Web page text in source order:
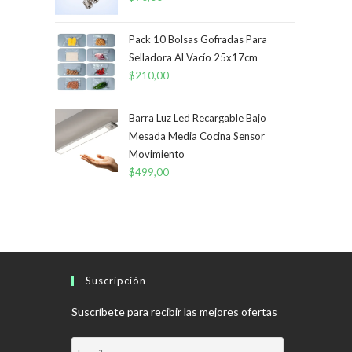
Pack 10 Bolsas Gofradas Para
Selladora Al Vacío 25x17cm
$210,00
Barra Luz Led Recargable Bajo
Mesada Media Cocina Sensor
Movimiento
$499,00
Suscripción
Suscríbete para recibir las mejores ofertas